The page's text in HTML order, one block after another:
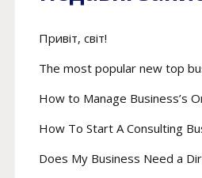
Привіт, світ!
The most popular new top
How to Manage Business’s
How To Start A Consulting
Does My Business Need a